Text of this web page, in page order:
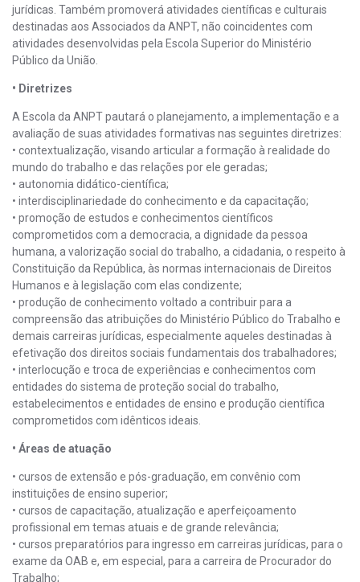
jurídicas. Também promoverá atividades científicas e culturais
destinadas aos Associados da ANPT, não coincidentes com
atividades desenvolvidas pela Escola Superior do Ministério
Público da União.
• Diretrizes
A Escola da ANPT pautará o planejamento, a implementação e a
avaliação de suas atividades formativas nas seguintes diretrizes:
• contextualização, visando articular a formação à realidade do
mundo do trabalho e das relações por ele geradas;
• autonomia didático-científica;
• interdisciplinariedade do conhecimento e da capacitação;
• promoção de estudos e conhecimentos científicos
comprometidos com a democracia, a dignidade da pessoa
humana, a valorização social do trabalho, a cidadania, o respeito à
Constituição da República, às normas internacionais de Direitos
Humanos e à legislação com elas condizente;
• produção de conhecimento voltado a contribuir para a
compreensão das atribuições do Ministério Público do Trabalho e
demais carreiras jurídicas, especialmente aqueles destinadas à
efetivação dos direitos sociais fundamentais dos trabalhadores;
• interlocução e troca de experiências e conhecimentos com
entidades do sistema de proteção social do trabalho,
estabelecimentos e entidades de ensino e produção científica
comprometidos com idênticos ideais.
• Áreas de atuação
• cursos de extensão e pós-graduação, em convênio com
instituições de ensino superior;
• cursos de capacitação, atualização e aperfeiçoamento
profissional em temas atuais e de grande relevância;
• cursos preparatórios para ingresso em carreiras jurídicas, para o
exame da OAB e, em especial, para a carreira de Procurador do
Trabalho;